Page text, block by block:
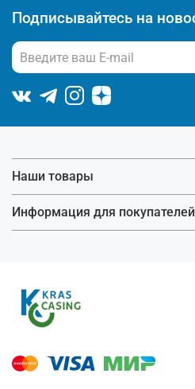
Подписывайтесь на
Наши товары
Информация для покупателей